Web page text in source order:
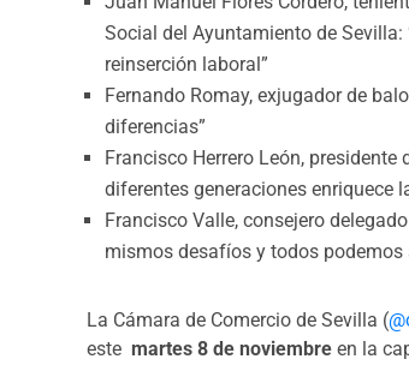
Social del Ayuntamiento de Sevilla:
reinserción laboral”
Fernando Romay, exjugador de
diferencias”
Francisco Herrero León,
diferentes generaciones enriquece
Francisco Valle, consejero
mismos desafíos y todos podemos
La Cámara de Comercio de Sevilla (
este martes 8 de noviembre en la